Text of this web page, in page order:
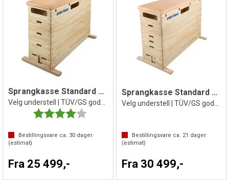
Sprangkasse Standard 5 delt
Karakter:
4.0 av 5 mulige
Bestillingsvare ca. 30 dager
(estimat)
Fra 25 499,-
Sprangkasse Standard 6 delt
Bestillingsvare ca. 21 dager
(estimat)
Fra 30 499,-